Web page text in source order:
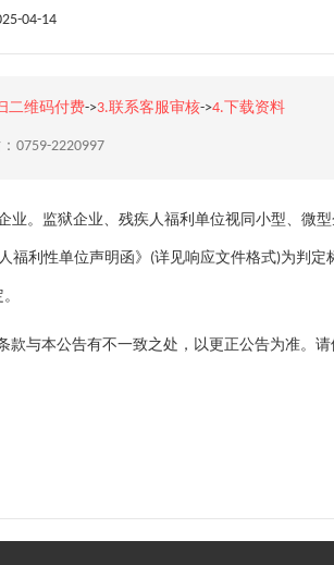
04-14
二维码付费->3.联系客服审核->4.下载资料
0759-2220997
。监狱企业、残疾人福利单位视同小型、微
利性单位声明函》(详见响应文件格式)为判
与本公告有不一致之处，以更正公告为准。